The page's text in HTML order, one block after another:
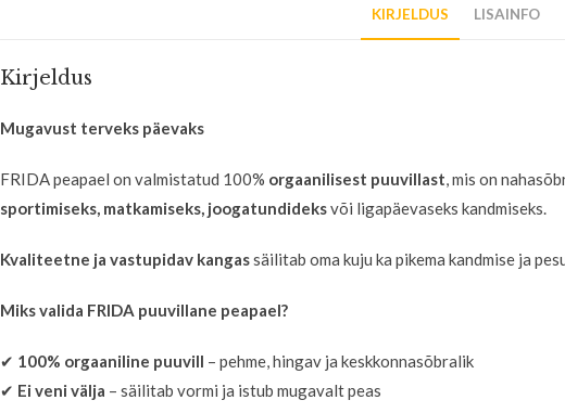
KIRJELDUS LISAINFO
Kirjeldus
Mugavust terveks päevaks
FRIDA peapael on valmistatud 100% orgaanilisest puuvillast , mis on
sportimiseks, matkamiseks, joogatundideksvõi ligapäevaseks kandmiseks.
Kvaliteetne ja vastupidav kangassäilitab oma kuju ka pikema kandmise ja
Miks valida FRIDA puuvillane peapael?
✔ 100% orgaaniline puuvill – pehme, hingav ja keskkonnasõbralik
✔ Ei veni välja – säilitab vormi ja istub mugavalt peas